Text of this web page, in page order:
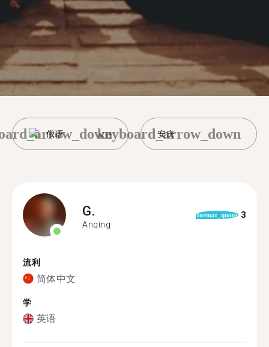
俄语 安庆
keyboard_arrow_down
G.
Anqing
format_quote 3
流利
简体中文
学
英语